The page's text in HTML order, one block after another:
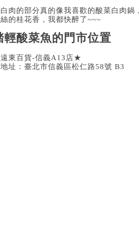
肉的部分真的像我喜歡的酸菜白肉鍋
的桂花香，我都快醉了~~~
輕酸菜魚的門市位置
東百貨-信義A13店★
址：臺北市信義區松仁路58號 B3